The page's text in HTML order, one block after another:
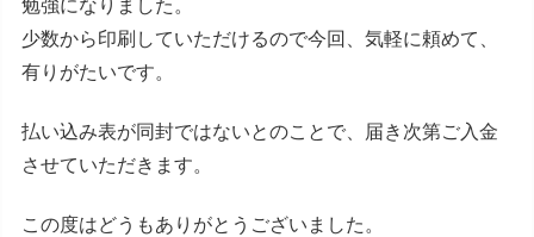
勉強になりました。
少数から印刷していただけるので今回、気軽に頼めて、
有りがたいです。
払い込み表が同封ではないとのことで、届き次第ご入金
させていただきます。
この度はどうもありがとうございました。